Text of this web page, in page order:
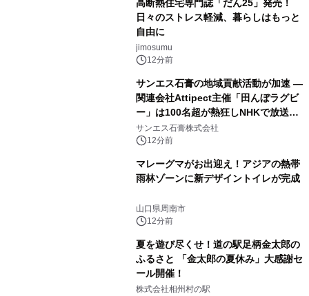
高断熱住宅専門誌「だん25」発売！
日々のストレス軽減、暮らしはもっと
自由に
jimosumu
12分前
サンエス石膏の地域貢献活動が加速 ―
関連会社Attipect主催「田んぼラグビ
ー」は100名超が熱狂しNHKで放送さ
れました。
サンエス石膏株式会社
12分前
マレーグマがお出迎え！アジアの熱帯
雨林ゾーンに新デザイントイレが完成
山口県周南市
12分前
夏を遊び尽くせ！道の駅足柄金太郎の
ふるさと 「金太郎の夏休み」大感謝セ
ール開催！
株式会社相州村の駅